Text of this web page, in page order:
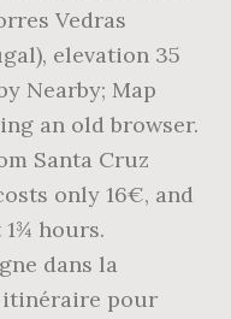
Vedras
elevation 35
Nearby; Map
an old browser.
Santa Cruz
only 16€, and
hours.
dans la
pour